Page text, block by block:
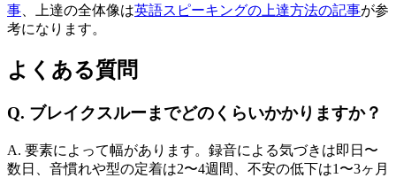
事 、上達の全体像は英語スピーキングの上達方法の記事が参
考になります。
よくある質問
Q. ブレイクスルーまでどのくらいかかりますか？
A. 要素によって幅があります。録音による気づきは即日〜
数日、音慣れや型の定着は2〜4週間、不安の低下は1〜3ヶ月